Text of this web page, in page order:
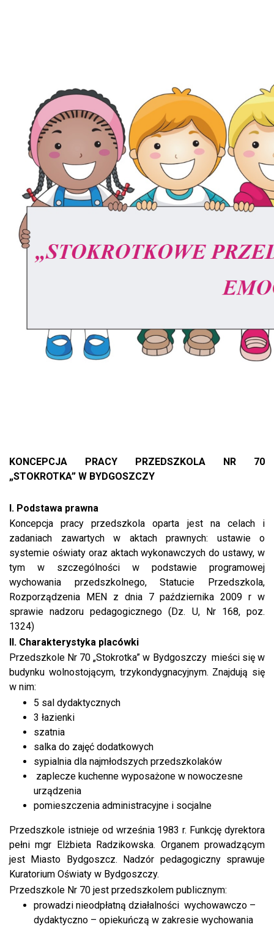
KONCEPCJA PRACY PRZEDSZKOLA NR 70
„STOKROTKA” W BYDGOSZCZY
I. Podstawa prawna
Koncepcja pracy przedszkola oparta jest na celach i
zadaniach zawartych w aktach prawnych: ustawie o
systemie oświaty oraz aktach wykonawczych do ustawy, w
tym w szczególności w podstawie programowej
wychowania przedszkolnego, Statucie Przedszkola,
Rozporządzenia MEN z dnia 7 października 2009 r w
sprawie nadzoru pedagogicznego (Dz. U, Nr 168, poz.
1324)
II. Charakterystyka placówki
Przedszkole Nr 70 „Stokrotka” w Bydgoszczy mieści się w
budynku wolnostojącym, trzykondygnacyjnym. Znajdują się
w nim:
5 sal dydaktycznych
3 łazienki
szatnia
salka do zajęć dodatkowych
sypialnia dla najmłodszych przedszkolaków
zaplecze kuchenne wyposażone w nowoczesne
urządzenia
pomieszczenia administracyjne i socjalne
Przedszkole istnieje od września 1983 r. Funkcję dyrektora
pełni mgr Elżbieta Radzikowska. Organem prowadzącym
jest Miasto Bydgoszcz. Nadzór pedagogiczny sprawuje
Kuratorium Oświaty w Bydgoszczy.
Przedszkole Nr 70 jest przedszkolem publicznym:
prowadzi nieodpłatną działalności wychowawczo –
dydaktyczno – opiekuńczą w zakresie wychowania